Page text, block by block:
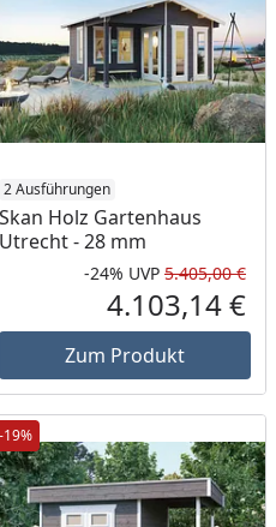
ProzentPreis
Preis
2 Ausführungen
Skan Holz Gartenhaus
Utrecht - 28 mm
-24% UVP 5.405,00 €
4.103,14 €
Zum Produkt
-19%